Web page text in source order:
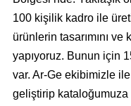
100 kişilik kadro ile
ürünlerin tasarımını ve
yapıyoruz. Bunun için
var. Ar-Ge ekibimizle
geliştirip